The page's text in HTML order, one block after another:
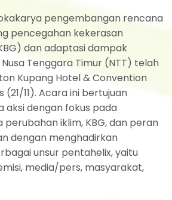
pengembangan rencana
pencegahan kekerasan
dan adaptasi dampak
Tenggara Timur (NTT) telah
Kupang Hotel & Convention
11). Acara ini bertujuan
aksi dengan fokus pada
iklim, KBG, dan peran
dengan menghadirkan
unsur pentahelix, yaitu
media/pers, masyarakat,